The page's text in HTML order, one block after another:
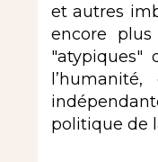
et autres
encore
"atypiques"
politique de